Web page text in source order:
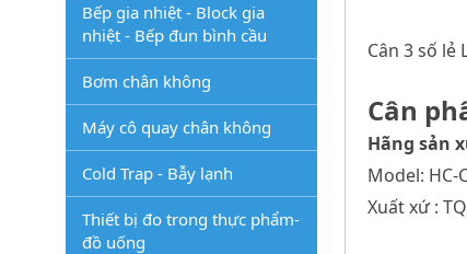
Cân 3 số lẻ
Cân
Hãng sản
Model: HC-
Xuất xứ : TQ
Bếp gia nhiệt - Block gia
nhiệt - Bếp đun bình cầu
Bơm chân không
Máy cô quay chân không
Cold Trap - Bẫy lạnh
Thiết bị đo trong thực phẩm-
đồ uống